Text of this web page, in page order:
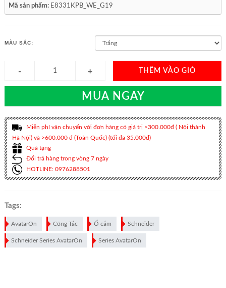
Mã sản phẩm: E8331KPB_WE_G19
MÀU SẮC:
THÊM VÀO GIỎ
MUA NGAY
Miễn phí vận chuyển với đơn hàng có giá trị >300.000đ ( Nội thành
Hà Nội) và >600.000 đ (Toàn Quốc) (tối đa 35.000đ)
Quà tặng
Đổi trả hàng trong vòng 7 ngày
HOTLINE: 0976288501
Tags:
AvatarOn Công Tắc Ổ cắm Schneider
Schneider Series AvatarOn Series AvatarOn